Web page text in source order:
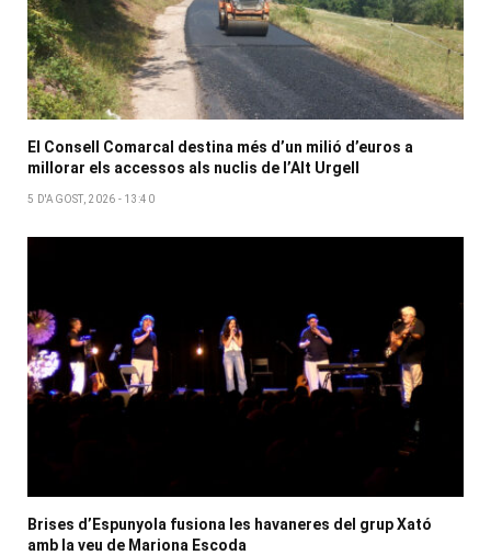
El Consell Comarcal destina més d’un milió d’euros a
millorar els accessos als nuclis de l’Alt Urgell
5 D'AGOST, 2026 - 13:40
Brises d’Espunyola fusiona les havaneres del grup Xató
amb la veu de Mariona Escoda